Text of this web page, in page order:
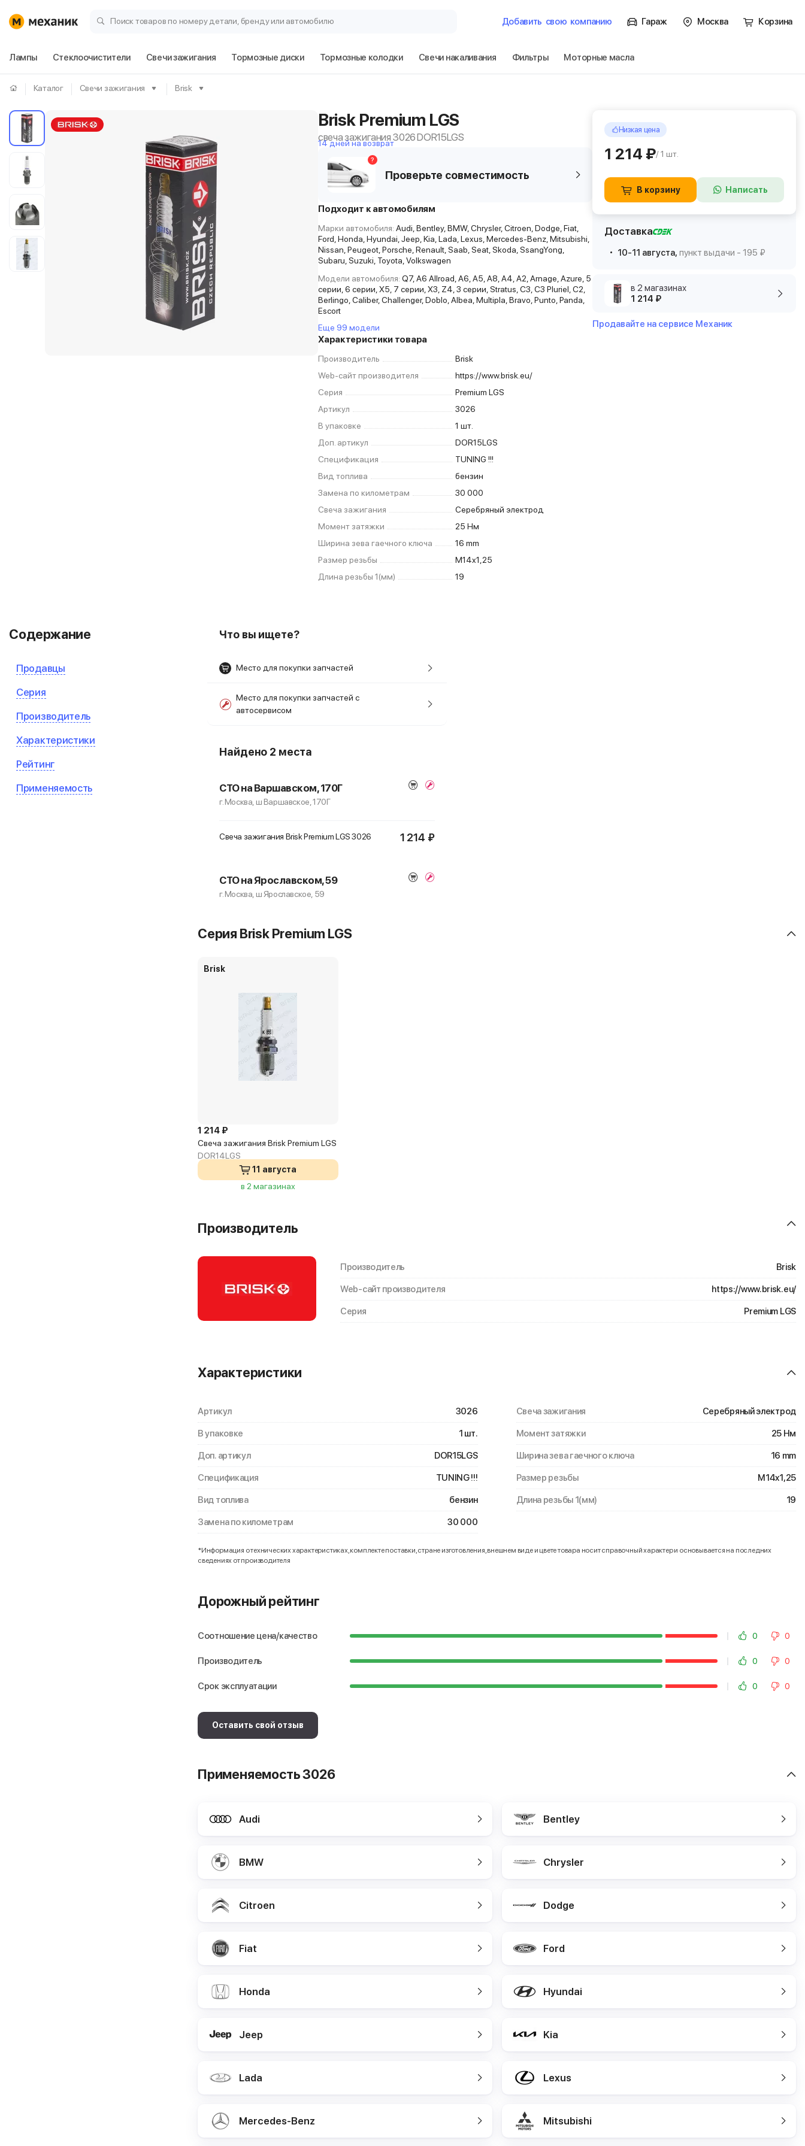
Поиск товаров по номеру детали, бренду или автомобилю Добавить свою компанию Гараж Москва Корзина
Лампы Стеклоочистители Свечи зажигания Тормозные диски Тормозные колодки Свечи накаливания Фильтры Моторные масла
Каталог Свечи зажигания Brisk
Brisk Premium LGS
свеча зажигания 3026 DOR15LGS
14 дней на возврат
Проверьте совместимость
?
Подходит к автомобилям
Марки автомобиля: Audi, Bentley, BMW, Chrysler, Citroen, Dodge, Fiat,
Ford, Honda, Hyundai, Jeep, Kia, Lada, Lexus, Mercedes-Benz, Mitsubishi,
Nissan, Peugeot, Porsche, Renault, Saab, Seat, Skoda, SsangYong,
Subaru, Suzuki, Toyota, Volkswagen
Модели автомобиля: Q7, A6 Allroad, A6, A5, A8, A4, A2, Arnage, Azure, 5
серии, 6 серии, X5, 7 серии, X3, Z4, 3 серии, Stratus, C3, C3 Pluriel, C2,
Berlingo, Caliber, Challenger, Doblo, Albea, Multipla, Bravo, Punto, Panda,
Escort
Еще 99 модели
Характеристики товара
Производитель
Brisk
Web-сайт производителя
https://www.brisk.eu/
Серия
Premium LGS
Артикул
3026
В упаковке
1 шт.
Доп. артикул
DOR15LGS
Спецификация
TUNING !!!
Вид топлива
бензин
Замена по километрам
30 000
Свеча зажигания
Серебряный электрод
Момент затяжки
25 Нм
Ширина зева гаечного ключа
16 mm
Размер резьбы
M14x1,25
Длина резьбы 1(мм)
19
Низкая цена
1 214 ₽/ 1 шт.
В корзину Написать
Доставка
10-11 августа, пункт выдачи - 195 ₽
в 2 магазинах
1 214 ₽
Продавайте на сервисе Механик
Содержание
Продавцы
Серия
Производитель
Характеристики
Рейтинг
Применяемость
Что вы ищете?
Место для покупки запчастей
Место для покупки запчастей с
автосервисом
Найдено 2 места
СТО на Варшавском, 170Г
г. Москва, ш Варшавское, 170Г
Свеча зажигания Brisk Premium LGS3026 1 214 ₽
СТО на Ярославском, 59
г. Москва, ш Ярославское, 59
Свеча зажигания Brisk Premium LGS
Серия Brisk Premium LGS
Brisk
1 214 ₽
Свеча зажигания Brisk Premium LGS
DOR14LGS
11 августа
в 2 магазинах
Производитель
Производитель Brisk
Web-сайт производителя https://www.brisk.eu/
Серия Premium LGS
Характеристики
Артикул 3026
В упаковке 1 шт.
Доп. артикул DOR15LGS
Спецификация TUNING !!!
Вид топлива бензин
Замена по километрам 30 000
Свеча зажигания Серебряный электрод
Момент затяжки 25 Нм
Ширина зева гаечного ключа 16 mm
Размер резьбы M14x1,25
Длина резьбы 1(мм) 19
*Информация о технических характеристиках, комплекте поставки, стране изготовления, внешнем виде и цвете товара носит справочный характер и основывается на последних
сведениях от производителя
Дорожный рейтинг
Соотношение цена/качество 0 0
Производитель 0 0
Срок эксплуатации 0 0
Оставить свой отзыв
Применяемость 3026
Audi Bentley
BMW Chrysler
Citroen Dodge
Fiat Ford
Honda Hyundai
Jeep Kia
Lada Lexus
Mercedes-Benz Mitsubishi